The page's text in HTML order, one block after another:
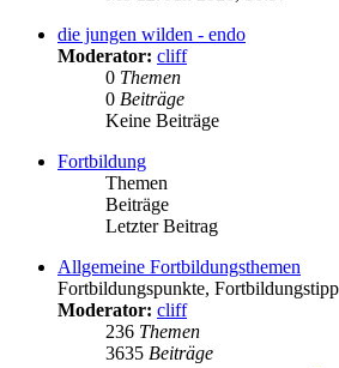
die jungen wilden - endo
Moderator: cliff
0 Themen
0 Beiträge
Keine Beiträge
Fortbildung
Themen
Beiträge
Letzter Beitrag
Allgemeine Fortbildungsthemen
Fortbildungspunkte,
Moderator: cliff
236 Themen
3635 Beiträge